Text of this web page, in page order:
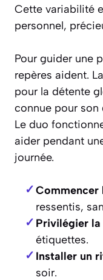
Cette variabilité
personnel,
Pour guider une
repères aident.
pour la détente
connue pour son
Le duo
aider pendant
journée.
Commencer
ressentis,
Privilégier
étiquettes.
Installer un
soir.